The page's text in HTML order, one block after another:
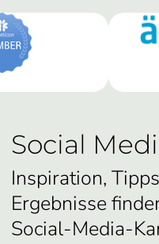
Social
Inspiration,
Ergebnisse
Social-Media-